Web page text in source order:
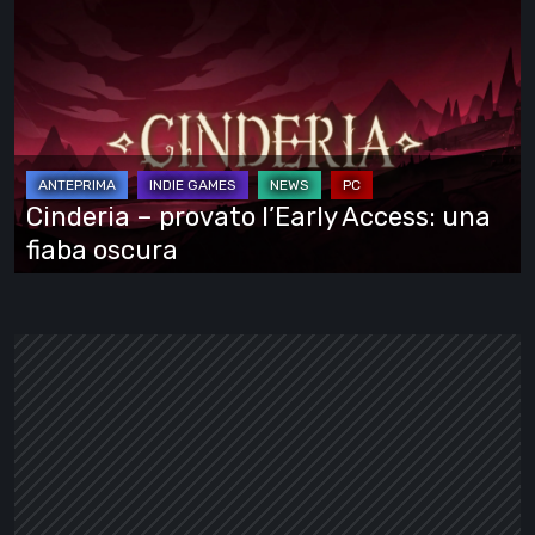
provato
l’Early
Access:
una
fiaba
oscura
Cinderia – provato l’Early Access: una
fiaba oscura